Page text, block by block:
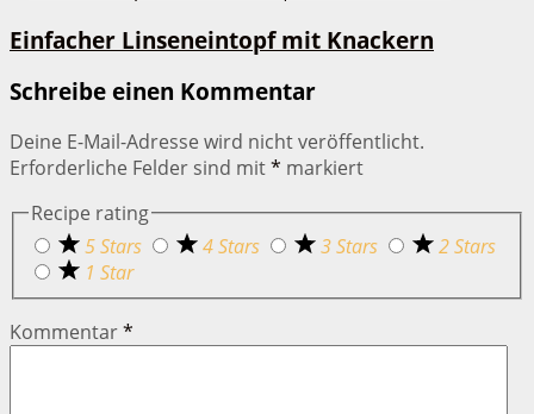
Einfacher Linseneintopf mit Knackern
Schreibe einen Kommentar
Deine E-Mail-Adresse wird nicht veröffentlicht.
Erforderliche Felder sind mit* markiert
Recipe rating
5 Stars
4 Stars 3 Stars
2 Stars
1 Star
Kommentar*